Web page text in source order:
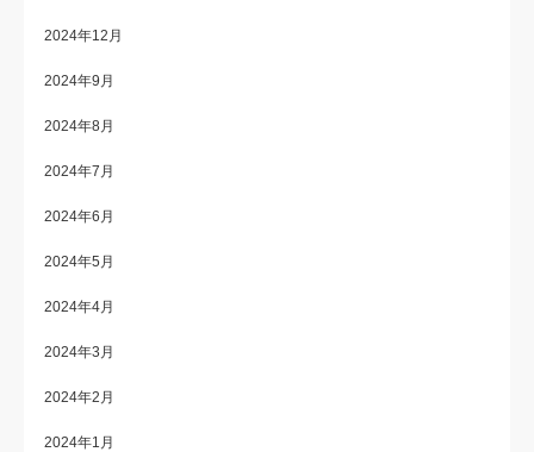
2024年12月
2024年9月
2024年8月
2024年7月
2024年6月
2024年5月
2024年4月
2024年3月
2024年2月
2024年1月